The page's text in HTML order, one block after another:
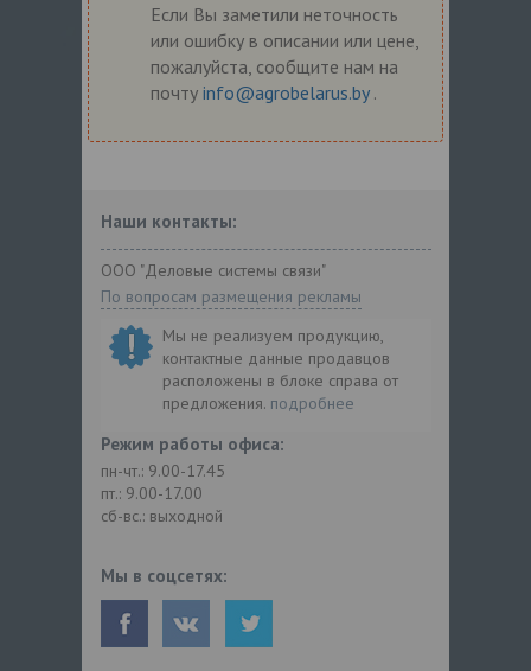
Если Вы заметили неточность
или ошибку в описании или цене,
пожалуйста, сообщите нам на
почту info@agrobelarus.by .
Наши контакты:
ООО "Деловые системы связи"
По вопросам размещения рекламы
Мы не реализуем продукцию,
контактные данные продавцов
расположены в блоке справа от
предложения. подробнее
Режим работы офиса:
пн-чт.: 9.00-17.45
пт.: 9.00-17.00
сб-вс.: выходной
Мы в соцсетях: